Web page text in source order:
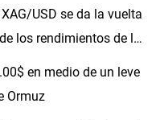
USD se da la vuelta
los rendimientos de los
en medio de un leve
Ormuz